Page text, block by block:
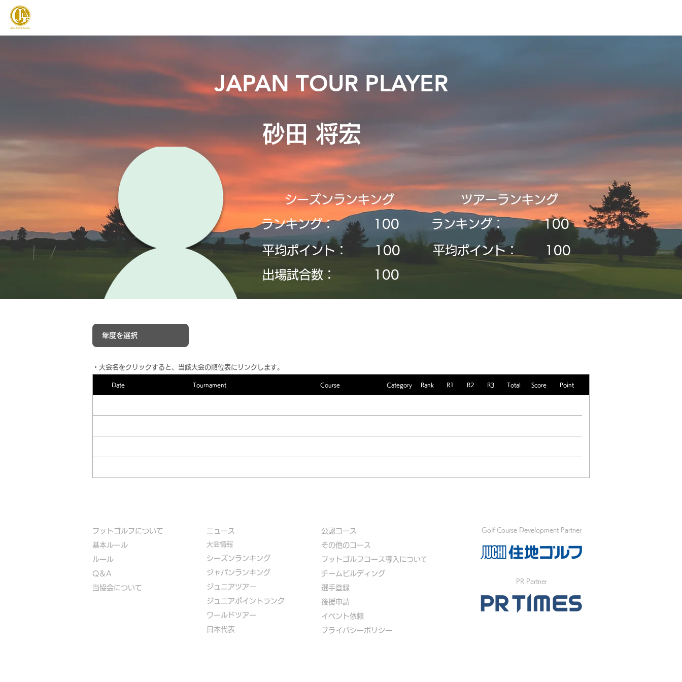
JAPAN TOUR PLAYER
砂田 将宏
シーズンランキング
ランキング：
​100
平均ポイント：
​出場試合数：
​100
​100
​ツアーランキング
ランキング：
​100
平均ポイント： ​100
​・大会名をクリックすると、当該大会の順位表にリンクします。
Date Tournament Course Category Rank R1 R2 R3 Total Score Point
フットゴルフについて
基本ルール
ルール
Q＆A
​当協会について
​ニュース
大会情報
シーズンランキング
ジャパンランキング
ジュニアツアー
ジュニアポイントランク
​ワールドツアー
​​日本代表
公認コース
​その他のコース
​ フットゴルフコース導入について
​チームビルディング
選手登録​
​後援申請
​イベント依頼
プライバシーポリシー
Golf Course Development Partner
PR Partner